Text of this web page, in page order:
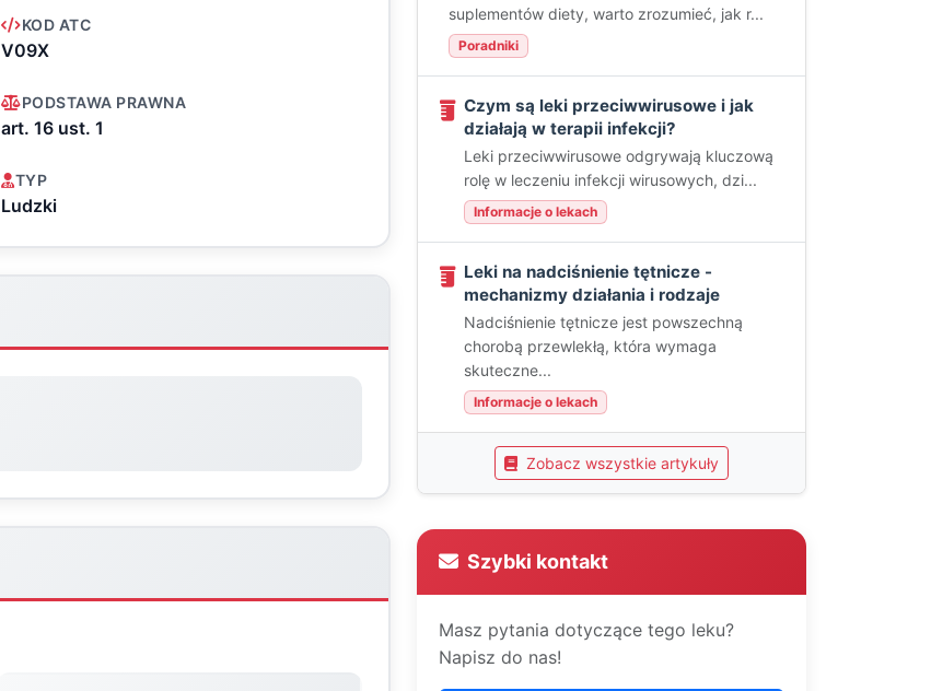
KOD ATC
V09X
PODSTAWA PRAWNA
art. 16 ust. 1
TYP
Ludzki
suplementów diety, warto zrozumieć, jak r...
Poradniki
Czym są leki przeciwwirusowe i jak
działają w terapii infekcji?
Leki przeciwwirusowe odgrywają kluczową
rolę w leczeniu infekcji wirusowych, dzi...
Informacje o lekach
Leki na nadciśnienie tętnicze -
mechanizmy działania i rodzaje
Nadciśnienie tętnicze jest powszechną
chorobą przewlekłą, która wymaga
skuteczne...
Informacje o lekach
Zobacz wszystkie artykuły
Szybki kontakt
Masz pytania dotyczące tego leku?
Napisz do nas!